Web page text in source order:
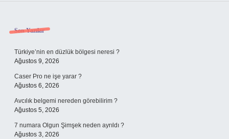
Sidebar
Son Yazılar
Türkiye’nin en düzlük bölgesi neresi ?
Ağustos 9, 2026
Caser Pro ne işe yarar ?
Ağustos 6, 2026
Avcılık belgemi nereden görebilirim ?
Ağustos 5, 2026
7 numara Olgun Şimşek neden ayrıldı ?
Ağustos 3, 2026